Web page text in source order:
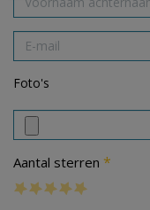
Foto's
Aantal sterren *